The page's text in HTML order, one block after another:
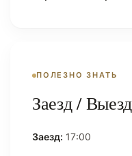
ПОЛЕЗНО ЗНАТЬ
Заезд / Выезд
Заезд: 17:00